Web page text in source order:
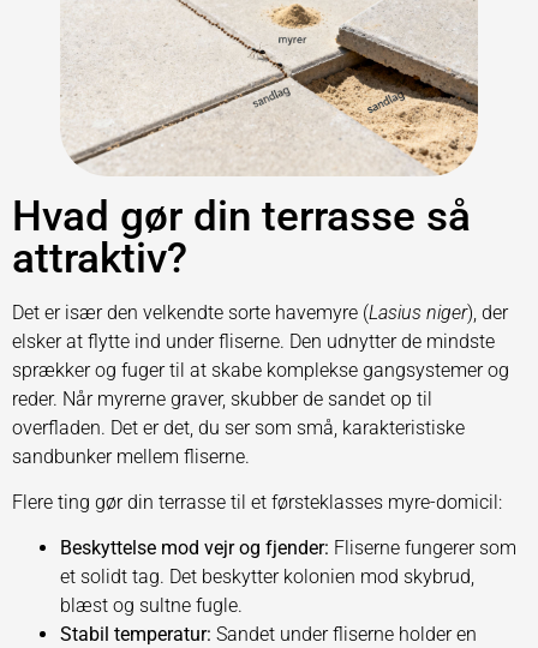
Hvad gør din terrasse så
attraktiv?
Det er især den velkendte sorte havemyre (Lasius niger), der
elsker at flytte ind under fliserne. Den udnytter de mindste
sprækker og fuger til at skabe komplekse gangsystemer og
reder. Når myrerne graver, skubber de sandet op til
overfladen. Det er det, du ser som små, karakteristiske
sandbunker mellem fliserne.
Flere ting gør din terrasse til et førsteklasses myre-domicil:
Beskyttelse mod vejr og fjender: Fliserne fungerer som
et solidt tag. Det beskytter kolonien mod skybrud,
blæst og sultne fugle.
Stabil temperatur: Sandet under fliserne holder en